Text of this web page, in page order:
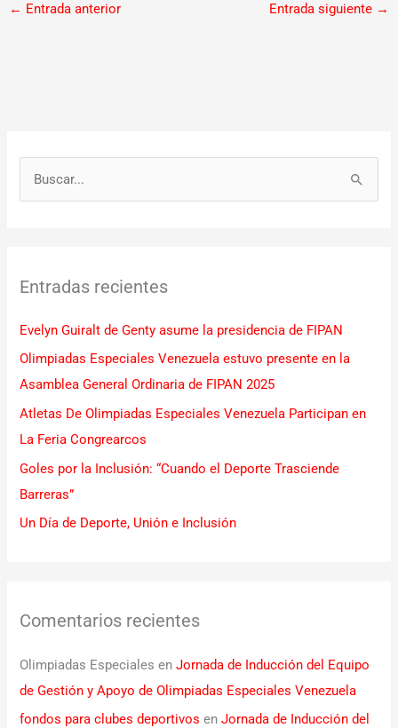
← Entrada anterior Entrada siguiente →
a
p
o
r
:
Entradas recientes
Evelyn Guiralt de Genty asume la presidencia de FIPAN
Olimpiadas Especiales Venezuela estuvo presente en la
Asamblea General Ordinaria de FIPAN 2025
Atletas De Olimpiadas Especiales Venezuela Participan en
La Feria Congrearcos
Goles por la Inclusión: “Cuando el Deporte Trasciende
Barreras”
Un Día de Deporte, Unión e Inclusión
Comentarios recientes
Olimpiadas Especiales enJornada de Inducción del Equipo
de Gestión y Apoyo de Olimpiadas Especiales Venezuela
fondos para clubes deportivos enJornada de Inducción del